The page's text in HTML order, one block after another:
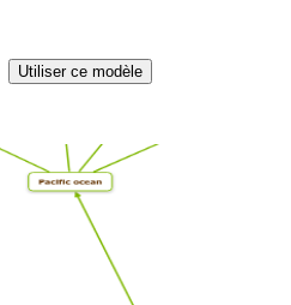
Utiliser ce modèle